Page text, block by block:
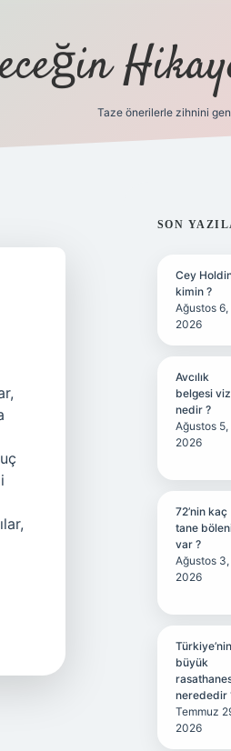
Taze önerilerle zihnini
SON
Cey
kimin ?
Ağustos 6,
2026
Avcılık
belgesi
nedir ?
Ağustos 5,
2026
72’nin kaç
tane
var ?
Ağustos 3,
2026
büyük
nerededir
Temmuz
2026